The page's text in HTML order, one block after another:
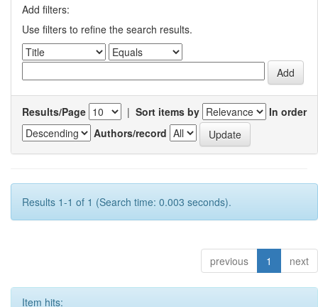
Add filters:
Use filters to refine the search results.
Results/Page | Sort items by
In order
Authors/record
Results 1-1 of 1 (Search time: 0.003 seconds).
previous 1 next
Item hits: